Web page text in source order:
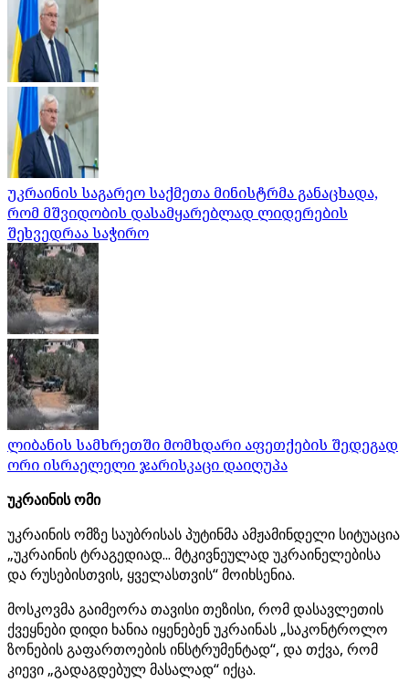
უკრაინის საგარეო საქმეთა მინისტრმა განაცხადა,
რომ მშვიდობის დასამყარებლად ლიდერების
შეხვედრაა საჭირო
ლიბანის სამხრეთში მომხდარი აფეთქების შედეგად
ორი ისრაელელი ჯარისკაცი დაიღუპა
უკრაინის ომი
უკრაინის ომზე საუბრისას პუტინმა ამჟამინდელი სიტუაცია
„უკრაინის ტრაგედიად... მტკივნეულად უკრაინელებისა
და რუსებისთვის, ყველასთვის“ მოიხსენია.
მოსკოვმა გაიმეორა თავისი თეზისი, რომ დასავლეთის
ქვეყნები დიდი ხანია იყენებენ უკრაინას „საკონტროლო
ზონების გაფართოების ინსტრუმენტად“, და თქვა, რომ
კიევი „გადაგდებულ მასალად“ იქცა.